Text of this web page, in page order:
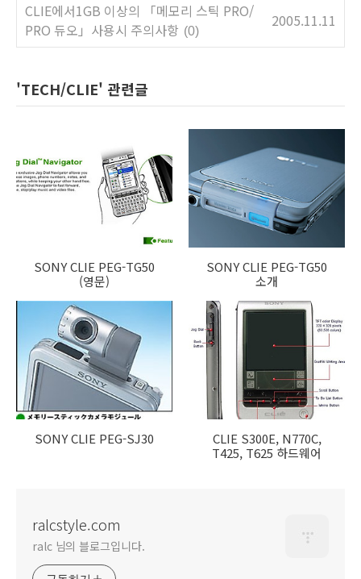
CLIE에서1GB 이상의 「메모리 스틱 PRO/
PRO 듀오」사용시 주의사항 (0)
2005.11.11
'TECH/CLIE' 관련글
SONY CLIE PEG-TG50
(영문)
SONY CLIE PEG-TG50
소개
SONY CLIE PEG-SJ30
CLIE S300E, N770C,
T425, T625 하드웨어
ralcstyle.com
ralc 님의 블로그입니다.